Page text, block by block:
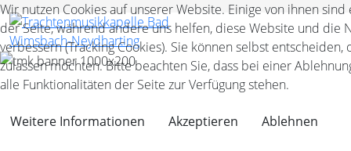
Wir nutzen Cookies auf unserer Website. Einige von ihnen
der Seite, während andere uns helfen, diese Website und die
verbessern (Tracking Cookies). Sie können selbst entscheiden,
zulassen möchten. Bitte beachten Sie, dass bei einer
alle Funktionalitäten der Seite zur Verfügung stehen.
Weitere Informationen Akzeptieren Ablehnen